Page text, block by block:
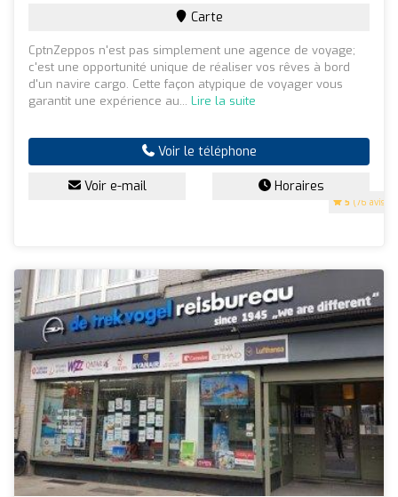
5 (76 avis)
Carte
CptnZeppos n'est pas simplement une agence de voyage;
c'est une opportunité unique de réaliser vos rêves à bord
d'un navire cargo. Cette façon atypique de voyager vous
garantit une expérience au... Lire la suite
Voir le téléphone
Voir e-mail Horaires